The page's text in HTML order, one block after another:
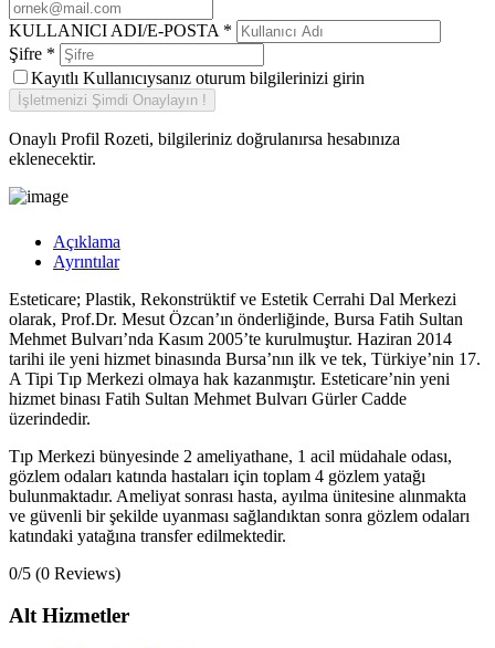
KULLANICI ADI/E-POSTA *
Şifre *
Kayıtlı Kullanıcıysanız oturum bilgilerinizi girin
Onaylı Profil Rozeti, bilgileriniz doğrulanırsa hesabınıza
eklenecektir.
Açıklama
Ayrıntılar
Esteticare; Plastik, Rekonstrüktif ve Estetik Cerrahi Dal Merkezi
olarak, Prof.Dr. Mesut Özcan’ın önderliğinde, Bursa Fatih Sultan
Mehmet Bulvarı’nda Kasım 2005’te kurulmuştur. Haziran 2014
tarihi ile yeni hizmet binasında Bursa’nın ilk ve tek, Türkiye’nin 17.
A Tipi Tıp Merkezi olmaya hak kazanmıştır. Esteticare’nin yeni
hizmet binası Fatih Sultan Mehmet Bulvarı Gürler Cadde
üzerindedir.
Tıp Merkezi bünyesinde 2 ameliyathane, 1 acil müdahale odası,
gözlem odaları katında hastaları için toplam 4 gözlem yatağı
bulunmaktadır. Ameliyat sonrası hasta, ayılma ünitesine alınmakta
ve güvenli bir şekilde uyanması sağlandıktan sonra gözlem odaları
katındaki yatağına transfer edilmektedir.
0/5 (0 Reviews)
Alt Hizmetler